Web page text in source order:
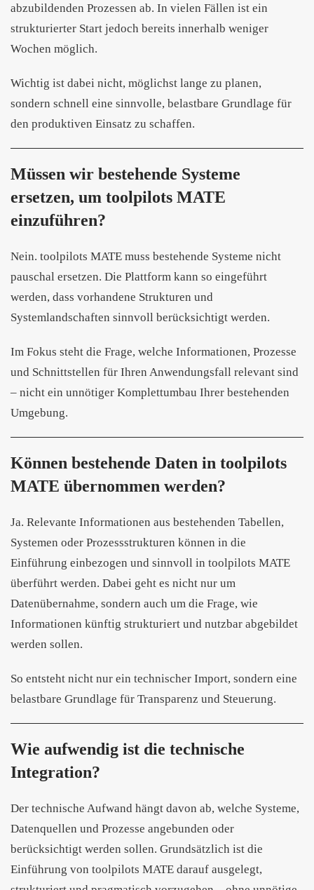
abzubildenden Prozessen ab. In vielen Fällen ist ein
strukturierter Start jedoch bereits innerhalb weniger
Wochen möglich.
Wichtig ist dabei nicht, möglichst lange zu planen,
sondern schnell eine sinnvolle, belastbare Grundlage für
den produktiven Einsatz zu schaffen.
Müssen wir bestehende Systeme
ersetzen, um toolpilots MATE
einzuführen?
Nein. toolpilots MATE muss bestehende Systeme nicht
pauschal ersetzen. Die Plattform kann so eingeführt
werden, dass vorhandene Strukturen und
Systemlandschaften sinnvoll berücksichtigt werden.
Im Fokus steht die Frage, welche Informationen, Prozesse
und Schnittstellen für Ihren Anwendungsfall relevant sind
– nicht ein unnötiger Komplettumbau Ihrer bestehenden
Umgebung.
Können bestehende Daten in toolpilots
MATE übernommen werden?
Ja. Relevante Informationen aus bestehenden Tabellen,
Systemen oder Prozessstrukturen können in die
Einführung einbezogen und sinnvoll in toolpilots MATE
überführt werden. Dabei geht es nicht nur um
Datenübernahme, sondern auch um die Frage, wie
Informationen künftig strukturiert und nutzbar abgebildet
werden sollen.
So entsteht nicht nur ein technischer Import, sondern eine
belastbare Grundlage für Transparenz und Steuerung.
Wie aufwendig ist die technische
Integration?
Der technische Aufwand hängt davon ab, welche Systeme,
Datenquellen und Prozesse angebunden oder
berücksichtigt werden sollen. Grundsätzlich ist die
Einführung von toolpilots MATE darauf ausgelegt,